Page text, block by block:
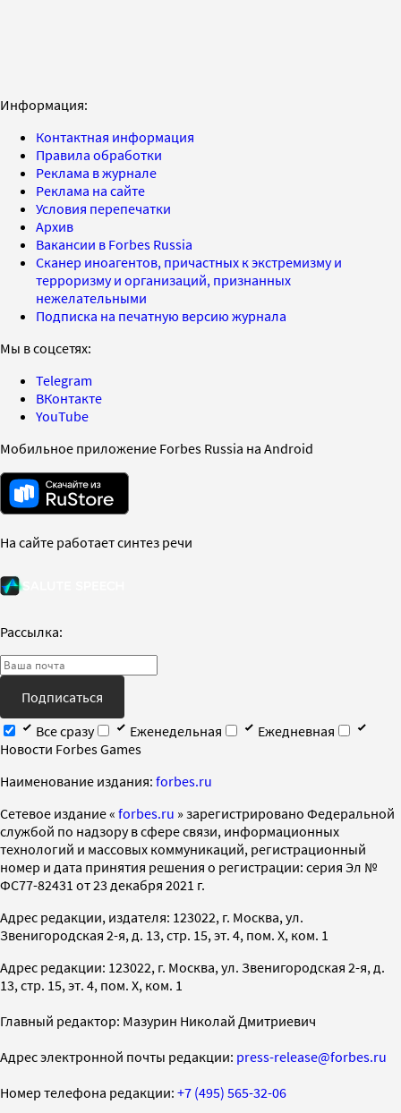
Информация:
Контактная информация
Правила обработки
Реклама в журнале
Реклама на сайте
Условия перепечатки
Архив
Вакансии в Forbes Russia
Сканер иноагентов, причастных к экстремизму и
терроризму и организаций, признанных
нежелательными
Подписка на печатную версию журнала
Мы в соцсетях:
Telegram
ВКонтакте
YouTube
Мобильное приложение Forbes Russia на Android
На сайте работает синтез речи
Рассылка:
Подписаться
Все сразу
Еженедельная
Ежедневная
Новости Forbes Games
Наименование издания: forbes.ru
Cетевое издание « forbes.ru » зарегистрировано Федеральной
службой по надзору в сфере связи, информационных
технологий и массовых коммуникаций, регистрационный
номер и дата принятия решения о регистрации: серия Эл №
ФС77-82431 от 23 декабря 2021 г.
Адрес редакции, издателя: 123022, г. Москва, ул.
Звенигородская 2-я, д. 13, стр. 15, эт. 4, пом. X, ком. 1
Адрес редакции: 123022, г. Москва, ул. Звенигородская 2-я, д.
13, стр. 15, эт. 4, пом. X, ком. 1
Главный редактор: Мазурин Николай Дмитриевич
Адрес электронной почты редакции: press-release@forbes.ru
Номер телефона редакции: +7 (495) 565-32-06